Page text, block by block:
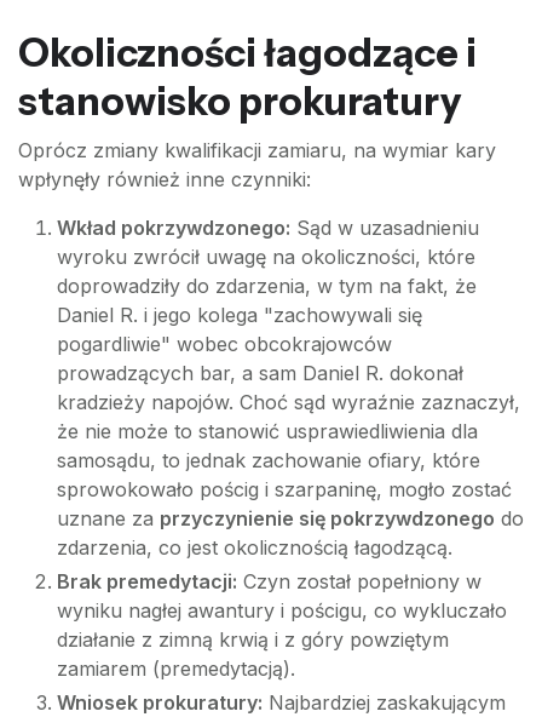
Okoliczności łagodzące i
stanowisko prokuratury
Oprócz zmiany kwalifikacji zamiaru, na wymiar kary
wpłynęły również inne czynniki:
Wkład pokrzywdzonego: Sąd w uzasadnieniu
wyroku zwrócił uwagę na okoliczności, które
doprowadziły do zdarzenia, w tym na fakt, że
Daniel R. i jego kolega "zachowywali się
pogardliwie" wobec obcokrajowców
prowadzących bar, a sam Daniel R. dokonał
kradzieży napojów. Choć sąd wyraźnie zaznaczył,
że nie może to stanowić usprawiedliwienia dla
samosądu, to jednak zachowanie ofiary, które
sprowokowało pościg i szarpaninę, mogło zostać
uznane za przyczynienie się pokrzywdzonego do
zdarzenia, co jest okolicznością łagodzącą.
Brak premedytacji: Czyn został popełniony w
wyniku nagłej awantury i pościgu, co wykluczało
działanie z zimną krwią i z góry powziętym
zamiarem (premedytacją).
Wniosek prokuratury: Najbardziej zaskakującym